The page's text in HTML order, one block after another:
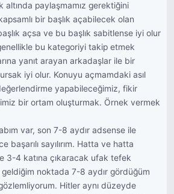
altında paylaşmamız gerektiğini
bir başlık açabilecek olan
açsa ve bu başlık sabitlense iyi olur
bu kategoriyi takip etmek
yanıt arayan arkadaşlar ile bir
iyi olur. Konuyu açmamdaki asıl
yapabileceğimiz, fikir
bir ortam oluşturmak. Örnek vermek
var, son 7-8 aydır adsense ile
başarılı sayılırım. Hatta ve hatta
3-4 katına çıkaracak ufak tefek
noktada 7-8 aydır gördüğüm
Hitler aynı düzeyde